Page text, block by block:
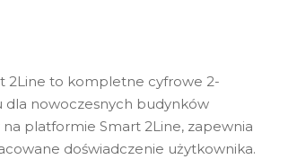
2Line to kompletne cyfrowe 2-
nowoczesnych budynków
platformie Smart 2Line, zapewnia
doświadczenie użytkownika.